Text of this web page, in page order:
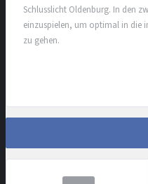
Schlusslicht Oldenburg. In den
einzuspielen, um optimal in die
zu gehen.